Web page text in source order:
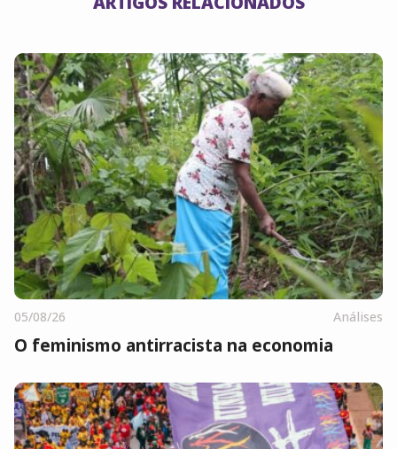
05/08/26 Análises
O feminismo antirracista na economia